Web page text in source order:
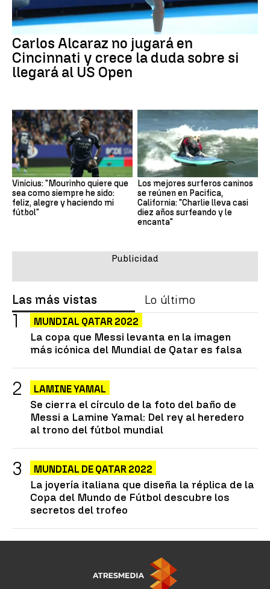
Carlos Alcaraz no jugará en
Cincinnati y crece la duda sobre si
llegará al US Open
Vinícius: "Mourinho quiere que
sea como siempre he sido:
feliz, alegre y haciendo mi
fútbol"
Los mejores surferos caninos
se reúnen en Pacifica,
California: "Charlie lleva casi
diez años surfeando y le
encanta"
Las más vistas Lo último
MUNDIAL QATAR 2022
La copa que Messi levanta en la imagen
más icónica del Mundial de Qatar es falsa
LAMINE YAMAL
Se cierra el círculo de la foto del baño de
Messi a Lamine Yamal: Del rey al heredero
al trono del fútbol mundial
MUNDIAL DE QATAR 2022
La joyería italiana que diseña la réplica de la
Copa del Mundo de Fútbol descubre los
secretos del trofeo